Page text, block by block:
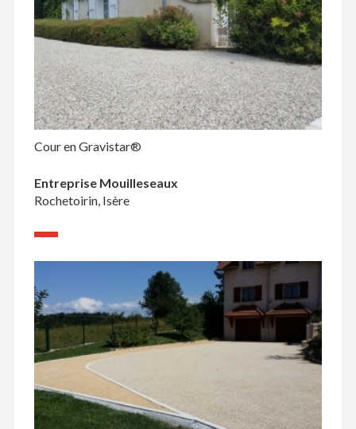
Cour en Gravistar®
Entreprise Mouilleseaux
Rochetoirin, Isère